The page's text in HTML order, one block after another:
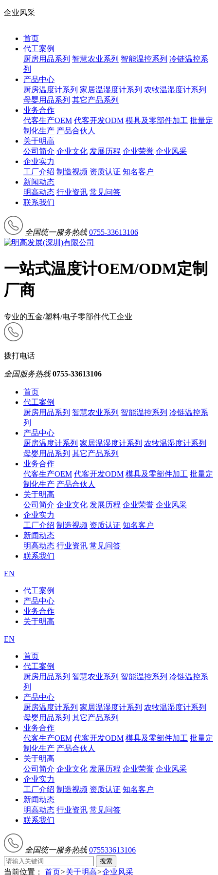
企业风采
首页
代工案例
厨房用品系列 智慧农业系列 智能温控系列 冷链温控系
列
产品中心
厨房温度计系列 家居温湿度计系列 农牧温湿度计系列
母婴用品系列 其它产品系列
业务合作
代客生产OEM 代客开发ODM 模具及零部件加工 批量定
制化生产 产品合伙人
关于明高
公司简介 企业文化 发展历程 企业荣誉 企业风采
企业实力
工厂介绍 制造视频 资质认证 知名客户
新闻动态
明高动态 行业资讯 常见问答
联系我们
全国统一服务热线 0755-33613106
一站式温度计OEM/ODM定制
厂商
专业的五金/塑料/电子零部件代工企业
拨打电话
全国服务热线 0755-33613106
首页
代工案例
厨房用品系列 智慧农业系列 智能温控系列 冷链温控系
列
产品中心
厨房温度计系列 家居温湿度计系列 农牧温湿度计系列
母婴用品系列 其它产品系列
业务合作
代客生产OEM 代客开发ODM 模具及零部件加工 批量定
制化生产 产品合伙人
关于明高
公司简介 企业文化 发展历程 企业荣誉 企业风采
企业实力
工厂介绍 制造视频 资质认证 知名客户
新闻动态
明高动态 行业资讯 常见问答
联系我们
EN
代工案例
产品中心
业务合作
关于明高
EN
首页
代工案例
厨房用品系列 智慧农业系列 智能温控系列 冷链温控系
列
产品中心
厨房温度计系列 家居温湿度计系列 农牧温湿度计系列
母婴用品系列 其它产品系列
业务合作
代客生产OEM 代客开发ODM 模具及零部件加工 批量定
制化生产 产品合伙人
关于明高
公司简介 企业文化 发展历程 企业荣誉 企业风采
企业实力
工厂介绍 制造视频 资质认证 知名客户
新闻动态
明高动态 行业资讯 常见问答
联系我们
全国统一服务热线 075533613106
搜索
当前位置： 首页>关于明高>企业风采